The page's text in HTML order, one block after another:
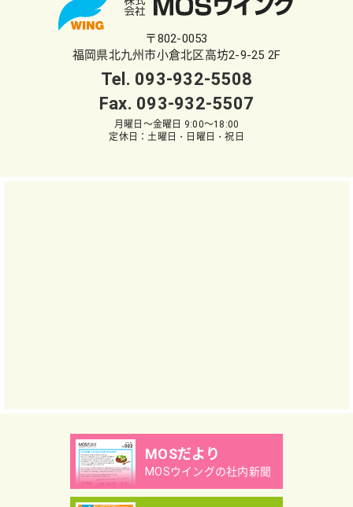
〒802-0053
福岡県北九州市小倉北区高坊2-9-25 2F
Tel. 093-932-5508
Fax. 093-932-5507
月曜日～金曜日 9:00～18:00
定休日：土曜日・日曜日・祝日
MOSだより
MOSウイングの社内新聞